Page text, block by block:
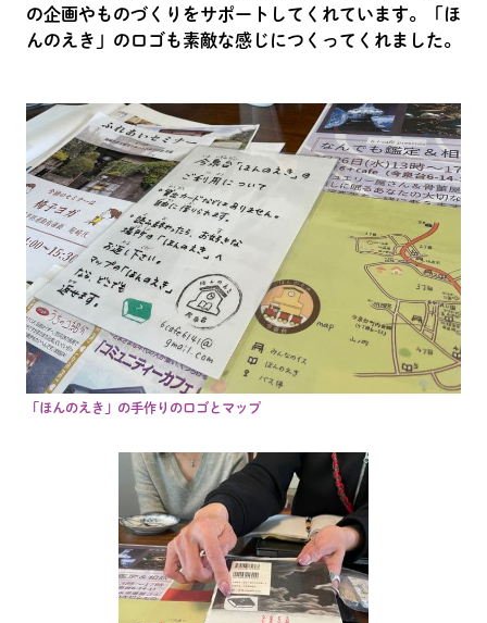
の企画やものづくりをサポートしてくれています。「ほ
んのえき」のロゴも素敵な感じにつくってくれました。
「ほんのえき」の手作りのロゴとマップ